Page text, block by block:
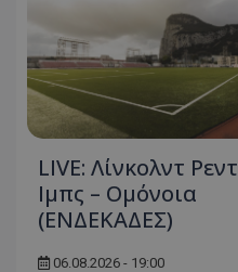
LIVE: Λίνκολντ Ρεντ
Ιμπς – Ομόνοια
(ΕΝΔΕΚΑΔΕΣ)
06.08.2026 - 19:00